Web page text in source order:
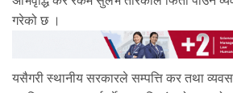
गरेको छ ।
यसैगरी स्थानीय सरकारले सम्पत्ति कर तथा